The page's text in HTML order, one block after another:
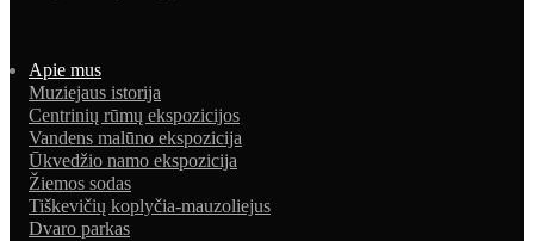
Apie mus
Muziejaus istorija
Centrinių rūmų ekspozicijos
Vandens malūno ekspozicija
Ūkvedžio namo ekspozicija
Žiemos sodas
Tiškevičių koplyčia-mauzoliejus
Dvaro parkas